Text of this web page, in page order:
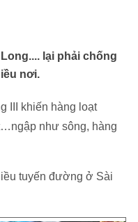
lại phải chống
nơi.
III khiến hàng loạt
như sông, hàng
tuyến đường ở Sài